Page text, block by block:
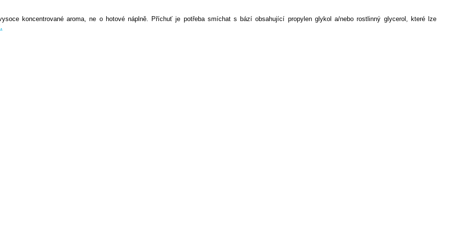
koncentrované aroma, ne o hotové náplně. Příchuť je potřeba smíchat s bází obsahující propylen glykol a/nebo rostlinný glycerol, které lze